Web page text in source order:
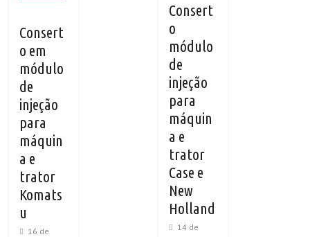
Consert
o em
módulo
de
injeção
para
máquin
a e
trator
Komats
u
16 de
Consert
o
módulo
de
injeção
para
máquin
a e
trator
Case e
New
Holland
14 de